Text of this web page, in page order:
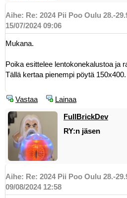
Aihe: Re: 2024 Pii Poo Oulu 28.-
15/07/2024 09:06
Mukana.
Poika esittelee lentokonekalustoa ja
Tällä kertaa pienempi pöytä 150x400.
Vastaa Lainaa
FullBrickDev
RY:n jäsen
Aihe: Re: 2024 Pii Poo Oulu 28.-
09/08/2024 12:58